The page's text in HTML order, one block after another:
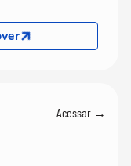
Acessar →